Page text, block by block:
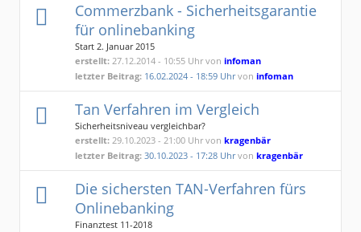
Commerzbank - Sicherheitsgarantie
für onlinebanking
Start 2. Januar 2015
erstellt: 27.12.2014 - 10:55 Uhr voninfoman
letzter Beitrag: 16.02.2024 - 18:59 Uhrvoninfoman
Tan Verfahren im Vergleich
Sicherheitsniveau vergleichbar?
erstellt: 29.10.2023 - 21:00 Uhr vonkragenbär
letzter Beitrag: 30.10.2023 - 17:28 Uhrvonkragenbär
Die sichersten TAN-Verfahren fürs
Onlinebanking
Finanztest 11-2018